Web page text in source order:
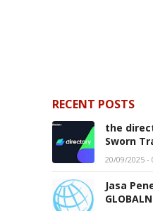
RECENT POSTS
the
Sworn
20/09/2025 -
Jasa